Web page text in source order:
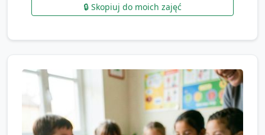
🔒 Skopiuj do moich zajęć